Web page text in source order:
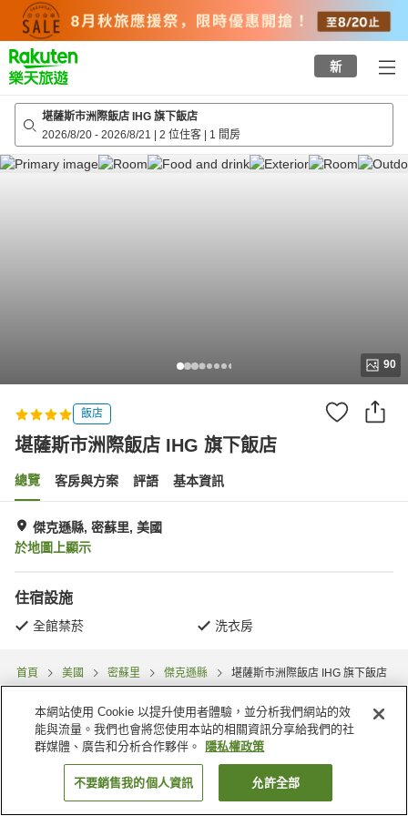
top
page
新
堪薩斯市洲際飯店 IHG 旗下飯店
2026/8/20 - 2026/8/21 | 2 位住客 | 1 間房
90
飯店
堪薩斯市洲際飯店 IHG 旗下飯店
總覽 客房與方案 評語 基本資訊
傑克遜縣, 密蘇里, 美國
於地圖上顯示
住宿設施
全館禁菸 洗衣房
首頁 美國 密蘇里 傑克遜縣 堪薩斯市洲際飯店 IHG 旗下飯店
找客房
本網站使用 Cookie 以提升使用者體驗，並分析我們網站的效
能與流量。我們也會將您使用本站的相關資訊分享給我們的社
群媒體、廣告和分析合作夥伴。
隱私權政策
不要銷售我的個人資訊 允許全部